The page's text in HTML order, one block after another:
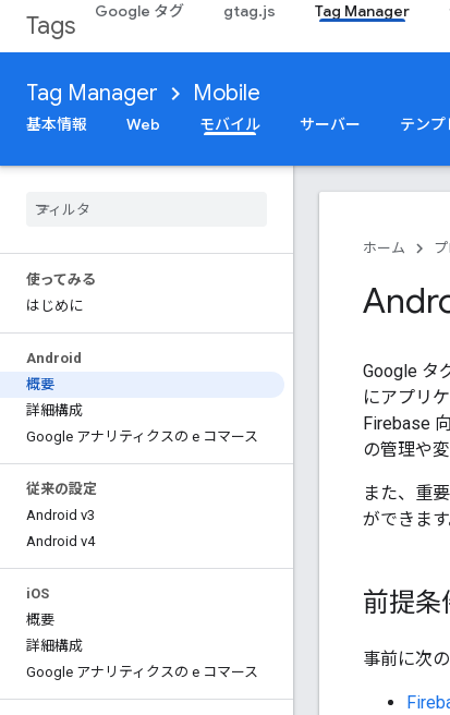
Tags Google タグ gtag.js Tag Manager
Tag Manager Mobile
基本情報
Web モバイル サーバー テンプ
使ってみる
はじめに
Android
概要
詳細構成
Google アナリティクスの e コマース
従来の設定
Android v3
Android v4
iOS
概要
詳細構成
Google アナリティクスの e コマース
ホーム
Google タ
にアプリ
Firebase
の管理や
また、重
ができます
前提条
事前に次